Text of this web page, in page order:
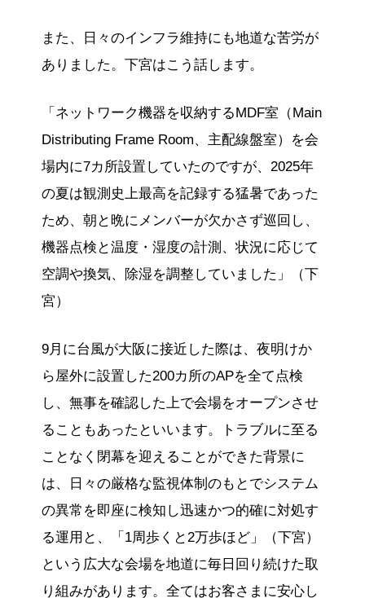
また、日々のインフラ維持にも地道な苦労が
ありました。下宮はこう話します。
「ネットワーク機器を収納するMDF室（Main
Distributing Frame Room、主配線盤室）を会
場内に7カ所設置していたのですが、2025年
の夏は観測史上最高を記録する猛暑であった
ため、朝と晩にメンバーが欠かさず巡回し、
機器点検と温度・湿度の計測、状況に応じて
空調や換気、除湿を調整していました」（下
宮）
9月に台風が大阪に接近した際は、夜明けか
ら屋外に設置した200カ所のAPを全て点検
し、無事を確認した上で会場をオープンさせ
ることもあったといいます。トラブルに至る
ことなく閉幕を迎えることができた背景に
は、日々の厳格な監視体制のもとでシステム
の異常を即座に検知し迅速かつ的確に対処す
る運用と、「1周歩くと2万歩ほど」（下宮）
という広大な会場を地道に毎日回り続けた取
り組みがあります。全てはお客さまに安心し